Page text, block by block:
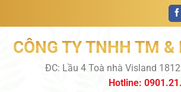
CÔNG TY TNHH TM
ĐC: Lầu 4 Toà nhà Visland
Hotline: